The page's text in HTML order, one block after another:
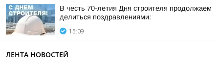
В честь 70-летия Дня строителя продолжаем
делиться поздравлениями:
15:09
ЛЕНТА НОВОСТЕЙ